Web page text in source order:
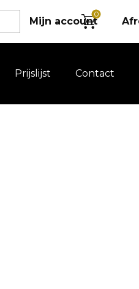
Mijn account
0
Prijslijst Contact